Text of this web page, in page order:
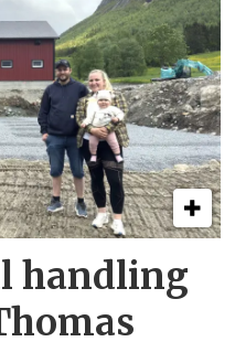
handling